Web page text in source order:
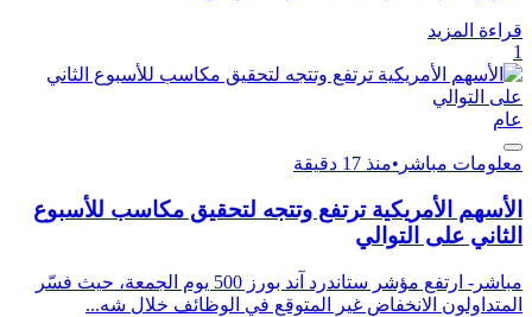
قراءة المزيد
1
عام
معلومات مباشر •منذ 17 دقيقة
الأسهم الأمريكية ترتفع وتتجه لتحقيق مكاسب للأسبوع
الثاني على التوالي
مباشر- ارتفع مؤشر ستاندرد آند بورز 500 يوم الجمعة، حيث فسّر
المتداولون الانخفاض غير المتوقع في الوظائف خلال شه...